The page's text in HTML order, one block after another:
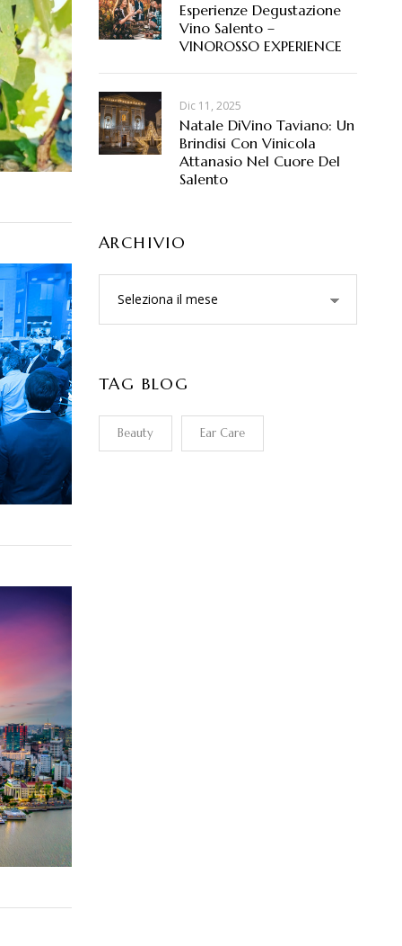
Esperienze Degustazione
Vino Salento –
VINOROSSO EXPERIENCE
Dic 11, 2025
Natale DiVino Taviano: Un
Brindisi Con Vinicola
Attanasio Nel Cuore Del
Salento
ARCHIVIO
TAG BLOG
Beauty Ear Care